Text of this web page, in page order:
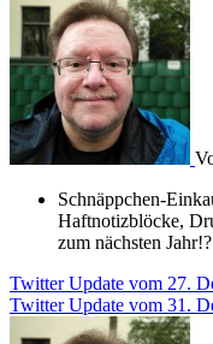
Schnäppchen-
Haftnotizblöcke,
zum nächsten Jahr!?
Twitter Update vom 27.
Twitter Update vom 31.